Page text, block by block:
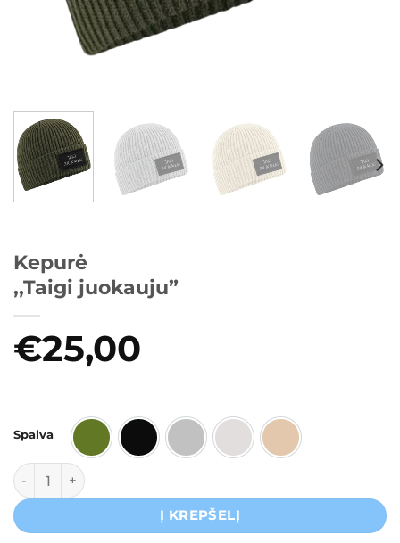
Kepurė
,,Taigi juokauju”
€25,00
Spalva
Chaki Juoda Pilka Šviesiai pilkaŠviesiai ruda
produkto kiekis: Kepurė ,,Taigi juokauju"
Į KREPŠELĮ